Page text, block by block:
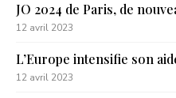
JO 2024 de Paris, de
12 avril 2023
L’Europe intensifie son
12 avril 2023